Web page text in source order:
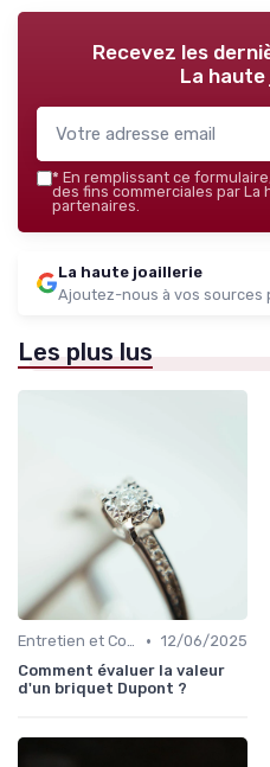
Recevez les
La
* En remplissant ce
des fins commerciales par La
partenaires.
La haute joaillerie
Ajoutez-nous à vos sources
Les plus lus
Entretien et Conservation des Bijoux • 12/06/2025
Comment évaluer la valeur
d'un briquet Dupont ?